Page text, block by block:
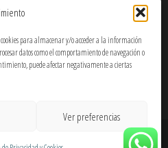
para almacenar y/o acceder a la información
datos como el comportamiento de navegación o
puede afectar negativamente a ciertas
Ver preferencias